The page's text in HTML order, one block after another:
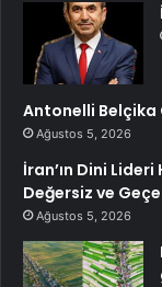
Antonelli Belçika
Ağustos 5, 2026
İran’ın Dini Lideri
Değersiz ve
Ağustos 5, 2026